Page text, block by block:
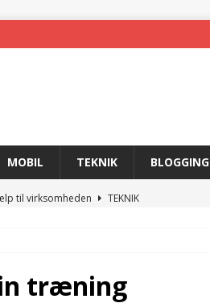
MOBIL TEKNIK BLOGGING
til virksomheden
TEKNIK
teknologi
træning